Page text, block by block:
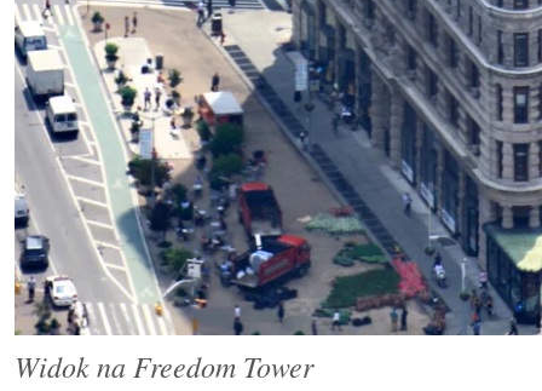
Widok na Freedom Tower